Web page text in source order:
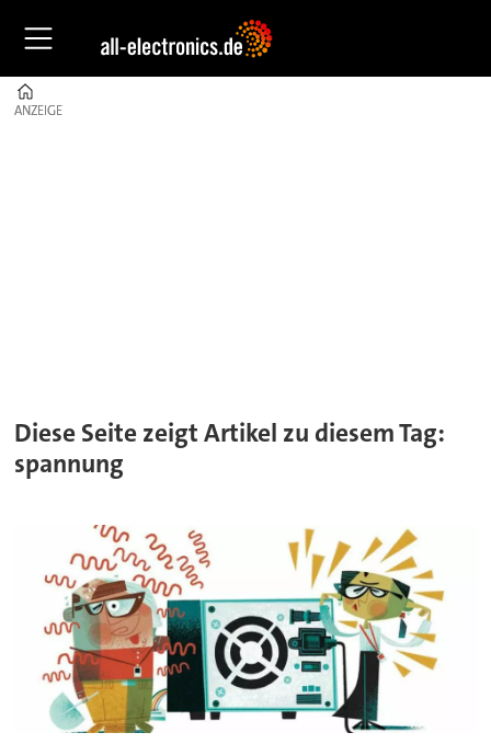
ANZEIGE
ANZEIGE
Diese Seite zeigt Artikel zu diesem Tag:
spannung